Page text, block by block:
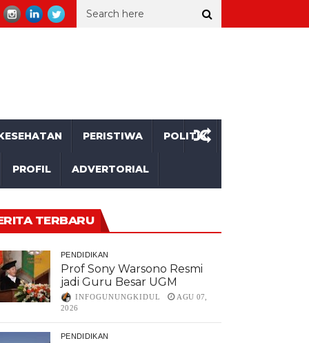
II Unjuk Kemajuan Seorang Kakek asal Gunungkidul Tewas
PERISTIWA POLITIK
PROFIL ADVERTORIAL
TERBARU
PENDIDIKAN
Prof Sony Warsono Resmi
jadi Guru Besar UGM
INFOGUNUNGKIDUL
AGU 07,
2026
PENDIDIKAN